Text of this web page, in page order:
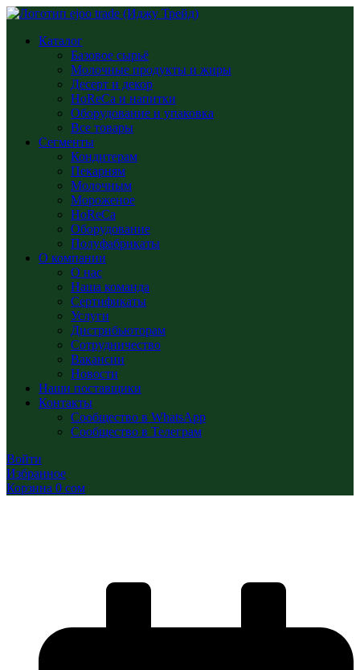
Каталог
Базовое сырьё
Молочные продукты и жиры
Десерт и декор
HoReCa и напитки
Оборудование и упаковка
Все товары
Сегменты
Кондитерам
Пекарням
Молочным
Мороженое
HoReCa
Оборудование
Полуфабрикаты
О компании
О нас
Наша команда
Сертификаты
Услуги
Дистрибьюторам
Сотрудничество
Вакансии
Новости
Наши поставщики
Контакты
Сообщество в WhatsApp
Сообщество в Телеграм
Войти
Избранное
Корзина 0 сом